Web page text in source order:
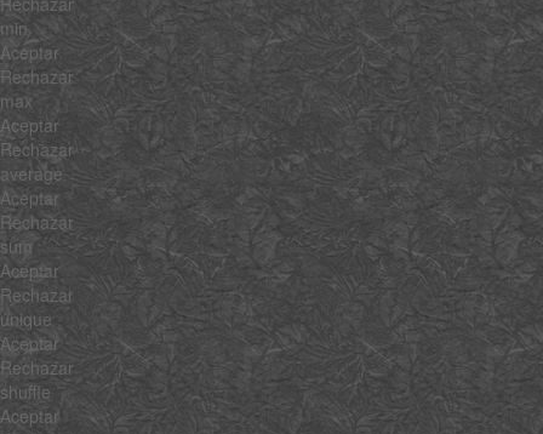
min
Aceptar
Rechazar
max
Aceptar
Rechazar
average
Aceptar
Rechazar
sum
Aceptar
Rechazar
unique
Aceptar
Rechazar
shuffle
Aceptar